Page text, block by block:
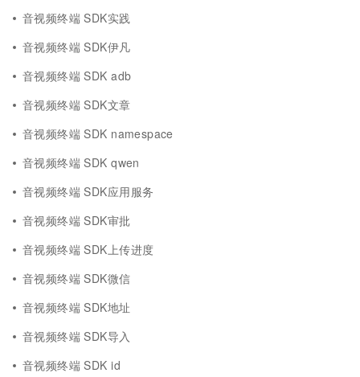
音视频终端 SDK实践
音视频终端 SDK伊凡
音视频终端 SDK adb
音视频终端 SDK文章
音视频终端 SDK namespace
音视频终端 SDK qwen
音视频终端 SDK应用服务
音视频终端 SDK审批
音视频终端 SDK上传进度
音视频终端 SDK微信
音视频终端 SDK地址
音视频终端 SDK导入
音视频终端 SDK id